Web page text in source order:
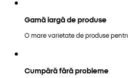
Gamă largă de produse
O mare varietate de produse
Cumpără fără probleme